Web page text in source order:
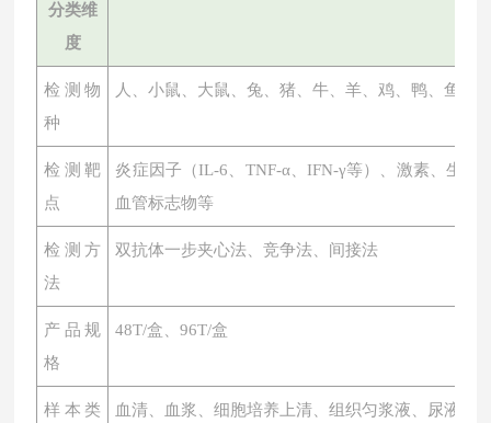
分类维
度
检测物
种
人、小鼠、大鼠、兔、猪、牛、羊、鸡、鸭、鱼、
检测靶
点
炎症因子（IL-6、TNF-α、IFN-γ等）、激素、生物
血管标志物等
检测方
法
双抗体一步夹心法、竞争法、间接法
产品规
格
48T/盒、96T/盒
样本类
血清、血浆、细胞培养上清、组织匀浆液、尿液、